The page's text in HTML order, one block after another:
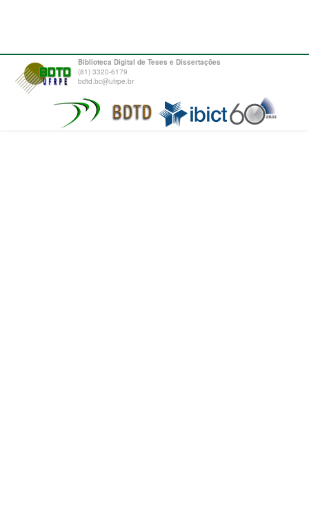
Biblioteca Digital de Teses e Dissertações
(81) 3320-6179
bdtd.bc@ufrpe.br